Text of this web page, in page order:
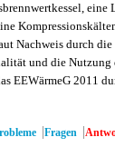
eine
Nachweis durch
und die Nutzung
EEWärmeG 2011
|Fragen |